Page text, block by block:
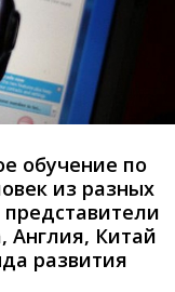
обучение по
из разных
представители
Англия, Китай
развития